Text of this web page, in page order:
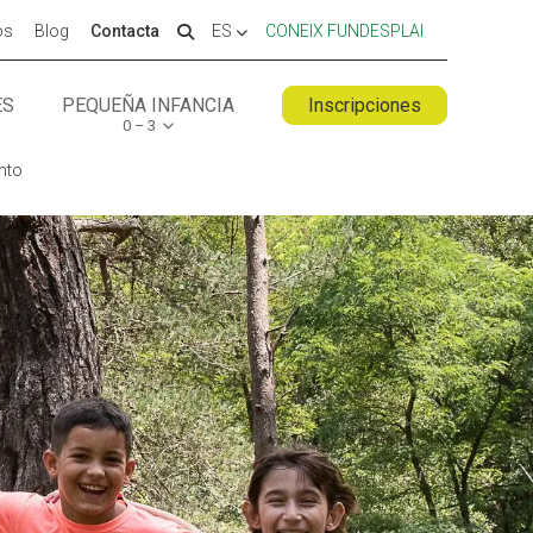
Blog Contacta ES CONEIX FUNDESPLAI
PEQUEÑA INFANCIA
0 – 3
Inscripciones
SUPORT TERCER SECTOR
Fes voluntariat